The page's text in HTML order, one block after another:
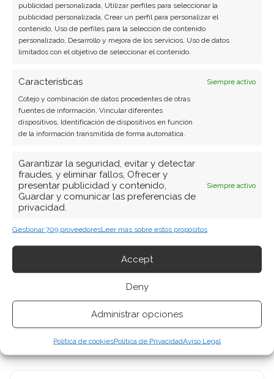
publicidad personalizada, Utilizar perfiles para seleccionar la
publicidad personalizada, Crear un perfil para personalizar el
contenido, Uso de perfiles para la selección de contenido
personalizado, Desarrollo y mejora de los servicios, Uso de datos
limitados con el objetivo de seleccionar el contenido.
Características
Siempre activo
Cotejo y combinación de datos procedentes de otras
fuentes de información, Vincular diferentes
dispositivos, Identificación de dispositivos en función
de la información transmitida de forma automática.
Garantizar la seguridad, evitar y detectar
fraudes, y eliminar fallos, Ofrecer y
presentar publicidad y contenido,
Guardar y comunicar las preferencias de
privacidad.
Siempre activo
Gestionar 709 proveedoresLeer más sobre estos propósitos
Accept
Deny
Administrar opciones
Política de cookiesPolítica de PrivacidadAviso Legal
SOBRE EL AUTOR
Javier Martínez González
Ingeniero de software convertido en escritor
hardware, software empresarial y computación en
la nube.
Ver todos los artículos →